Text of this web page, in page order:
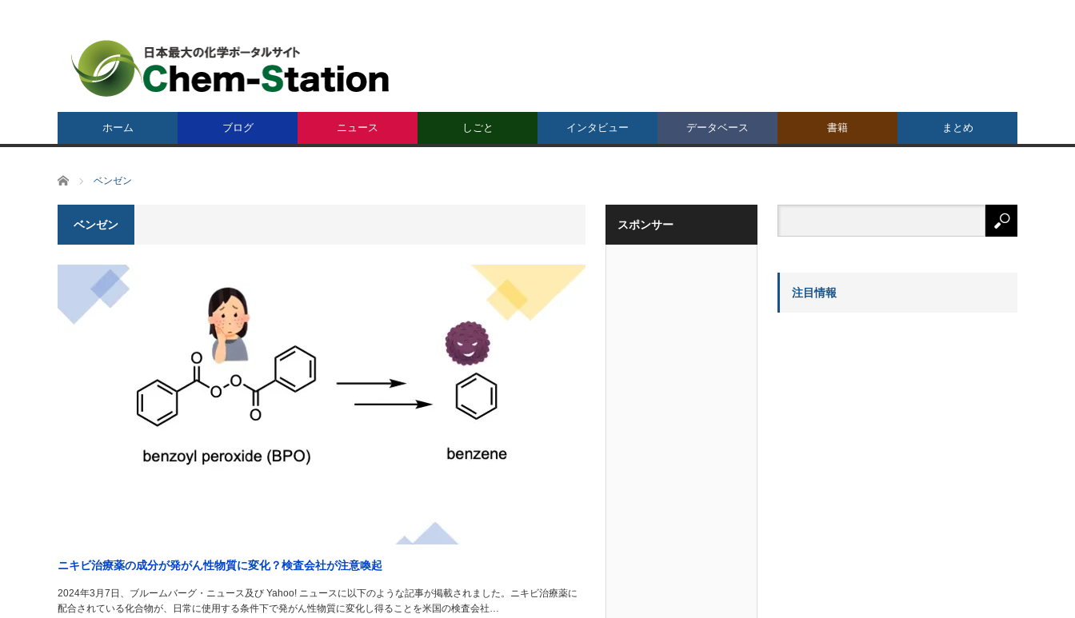
ホーム ブログ ニュース しごと インタビュー データベース 書籍 まとめ
ホーム ベンゼン
ベンゼン
ニキビ治療薬の成分が発がん性物質に変化？検査会社が注意喚起
2024年3月7日、ブルームバーグ・ニュース及び Yahoo! ニュースに以下のような記事が掲載されました。ニキビ治療薬に
配合されている化合物が、日常に使用する条件下で発がん性物質に変化し得ることを米国の検査会社…
スポンサー
注目情報